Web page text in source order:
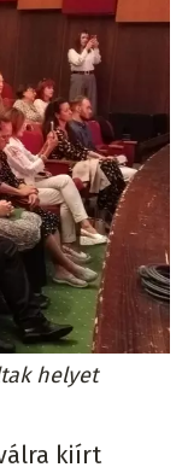
helyet
kiírt